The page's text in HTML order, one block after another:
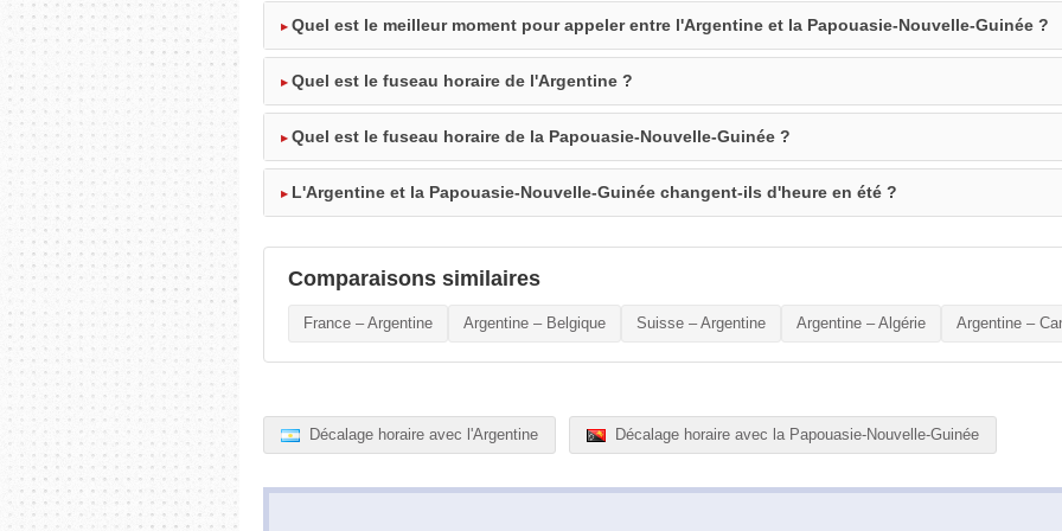
Quel est le meilleur moment pour appeler entre l'Argentine et la Papouasie-Nouvelle-Guinée ?
Quel est le fuseau horaire de l'Argentine ?
Quel est le fuseau horaire de la Papouasie-Nouvelle-Guinée ?
L'Argentine et la Papouasie-Nouvelle-Guinée changent-ils d'heure en été ?
Comparaisons similaires
France – Argentine Argentine – Belgique Suisse – Argentine Argentine – Algérie Argentine –
Décalage horaire avec l'Argentine Décalage horaire avec la Papouasie-Nouvelle-Guinée